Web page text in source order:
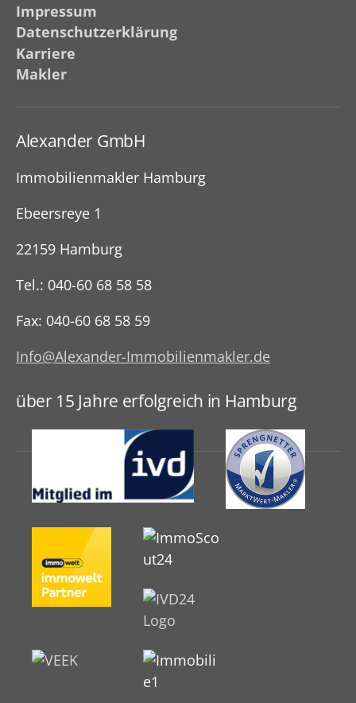
Impressum
Datenschutzerklärung
Karriere
Makler
Alexander GmbH
Immobilienmakler Hamburg
Ebeersreye 1
22159 Hamburg
Tel.: 040-60 68 58 58
Fax: 040-60 68 58 59
Info@Alexander-Immobilienmakler.de
über 15 Jahre erfolgreich in Hamburg